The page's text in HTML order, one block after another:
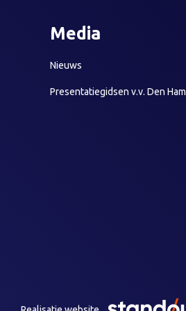
Media
Nieuws
Presentatiegidsen v.v. Den Ham